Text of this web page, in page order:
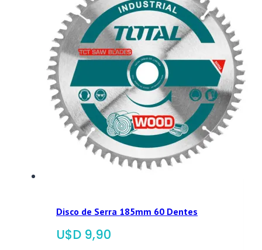
Disco de Serra 185mm 60 Dentes
$ 9,90